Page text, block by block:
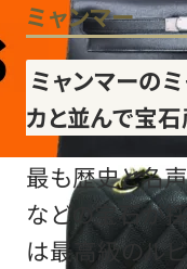
ミャンマー
ミャンマーの
カと並んで宝
最も歴史と名
などの宝石が
は最高級のル